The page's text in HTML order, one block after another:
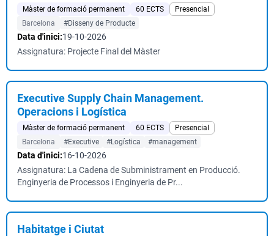
Màster de formació permanent 60 ECTS
Presencial
Barcelona
#Disseny de Producte
Data d'inici:19-10-2026
Assignatura: Projecte Final del Màster
Executive Supply Chain Management.
Operacions i Logística
Màster de formació permanent 60 ECTS
Presencial
Barcelona
#Executive #Logística #management
Data d'inici:16-10-2026
Assignatura: La Cadena de Subministrament en Producció.
Enginyeria de Processos i Enginyeria de Pr...
Habitatge i Ciutat